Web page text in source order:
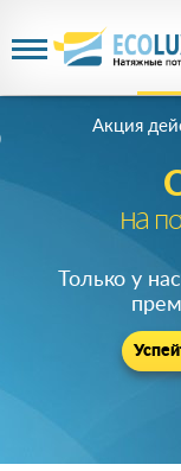
на
Акция
Только у